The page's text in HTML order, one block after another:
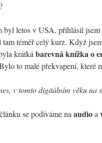
byl letos v USA, přihlásil jsem
tam téměř celý kurz. Když
krátká barevná knížka o
to malé překvapení, které
v tomto digitálním věku
se podíváme na audioa